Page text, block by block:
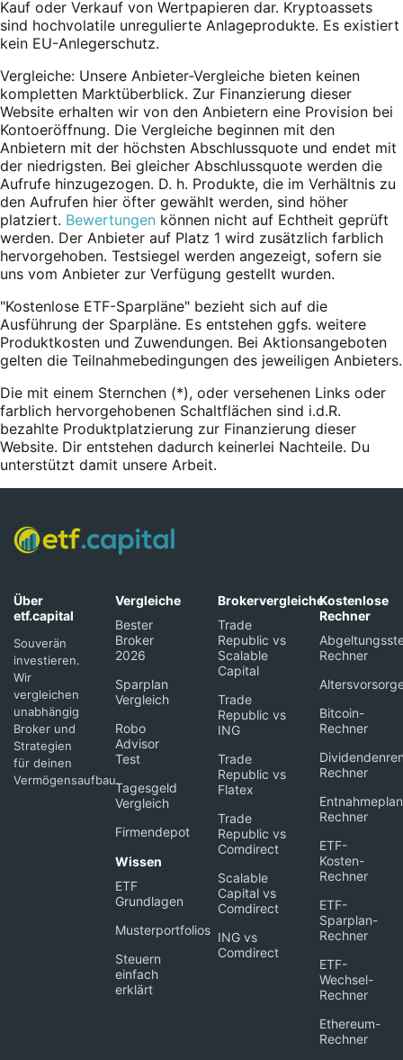
Kauf oder Verkauf von Wertpapieren dar. Kryptoassets
sind hochvolatile unregulierte Anlageprodukte. Es existiert
kein EU-Anlegerschutz.
Vergleiche: Unsere Anbieter-Vergleiche bieten keinen
kompletten Marktüberblick. Zur Finanzierung dieser
Website erhalten wir von den Anbietern eine Provision bei
Kontoeröffnung. Die Vergleiche beginnen mit den
Anbietern mit der höchsten Abschlussquote und endet mit
der niedrigsten. Bei gleicher Abschlussquote werden die
Aufrufe hinzugezogen. D. h. Produkte, die im Verhältnis zu
den Aufrufen hier öfter gewählt werden, sind höher
platziert. Bewertungen können nicht auf Echtheit geprüft
werden. Der Anbieter auf Platz 1 wird zusätzlich farblich
hervorgehoben. Testsiegel werden angezeigt, sofern sie
uns vom Anbieter zur Verfügung gestellt wurden.
"Kostenlose ETF-Sparpläne" bezieht sich auf die
Ausführung der Sparpläne. Es entstehen ggfs. weitere
Produktkosten und Zuwendungen. Bei Aktionsangeboten
gelten die Teilnahmebedingungen des jeweiligen Anbieters.
Die mit einem Sternchen (*), oder versehenen Links oder
farblich hervorgehobenen Schaltflächen sind i.d.R.
bezahlte Produktplatzierung zur Finanzierung dieser
Website. Dir entstehen dadurch keinerlei Nachteile. Du
unterstützt damit unsere Arbeit.
Über
etf.capital
Souverän
investieren.
Wir
vergleichen
unabhängig
Broker und
Strategien
für deinen
Vermögensaufbau.
Vergleiche
Bester
Broker
2026
Sparplan
Vergleich
Robo
Advisor
Test
Tagesgeld
Vergleich
Firmendepot
Wissen
ETF
Grundlagen
Musterportfolios
Steuern
einfach
erklärt
Brokervergleiche
Trade
Republic vs
Scalable
Capital
Trade
Republic vs
ING
Trade
Republic vs
Flatex
Trade
Republic vs
Comdirect
Scalable
Capital vs
Comdirect
ING vs
Comdirect
Kostenlose
Rechner
Rechner
Bitcoin-
Rechner
Rechner
Rechner
ETF-
Kosten-
Rechner
ETF-
Sparplan-
Rechner
ETF-
Wechsel-
Rechner
Ethereum-
Rechner